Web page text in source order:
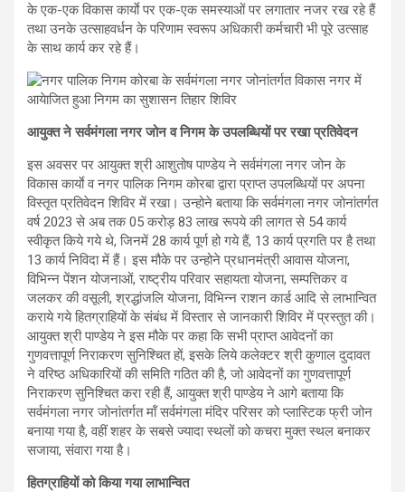
के एक-एक विकास कार्याे पर एक-एक समस्याओं पर लगातार नजर रख रहे हैं
तथा उनके उत्साहवर्धन के परिणाम स्वरूप अधिकारी कर्मचारी भी पूरे उत्साह
के साथ कार्य कर रहे हैं।
आयुक्त ने सर्वमंगला नगर जोन व निगम के उपलब्धियों पर रखा प्रतिवेदन
इस अवसर पर आयुक्त श्री आशुतोष पाण्डेय ने सर्वमंगला नगर जोन के
विकास कार्याे व नगर पालिक निगम कोरबा द्वारा प्राप्त उपलब्धियों पर अपना
विस्तृत प्रतिवेदन शिविर में रखा। उन्होने बताया कि सर्वमंगला नगर जोनांतर्गत
वर्ष 2023 से अब तक 05 करोड़ 83 लाख रूपये की लागत से 54 कार्य
स्वीकृत किये गये थे, जिनमें 28 कार्य पूर्ण हो गये हैं, 13 कार्य प्रगति पर है तथा
13 कार्य निविदा में हैं। इस मौके पर उन्होने प्रधानमंत्री आवास योजना,
विभिन्न पेंशन योजनाओं, राष्ट्रीय परिवार सहायता योजना, सम्पत्तिकर व
जलकर की वसूली, श्रद्धांजलि योजना, विभिन्न राशन कार्ड आदि से लाभान्वित
कराये गये हितग्राहियों के संबंध में विस्तार से जानकारी शिविर में प्रस्तुत की।
आयुक्त श्री पाण्डेय ने इस मौके पर कहा कि सभी प्राप्त आवेदनों का
गुणवत्तापूर्ण निराकरण सुनिश्चित हों, इसके लिये कलेक्टर श्री कुणाल दुदावत
ने वरिष्ठ अधिकारियों की समिति गठित की है, जो आवेदनों का गुणवत्तापूर्ण
निराकरण सुनिश्चित करा रही हैं, आयुक्त श्री पाण्डेय ने आगे बताया कि
सर्वमंगला नगर जोनांतर्गत मॉं सर्वमंगला मंदिर परिसर को प्लास्टिक फ्री जोन
बनाया गया है, वहीं शहर के सबसे ज्यादा स्थलों को कचरा मुक्त स्थल बनाकर
सजाया, संवारा गया है।
हितग्राहियों को किया गया लाभान्वित